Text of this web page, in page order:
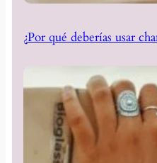
¿Por qué deberías usar